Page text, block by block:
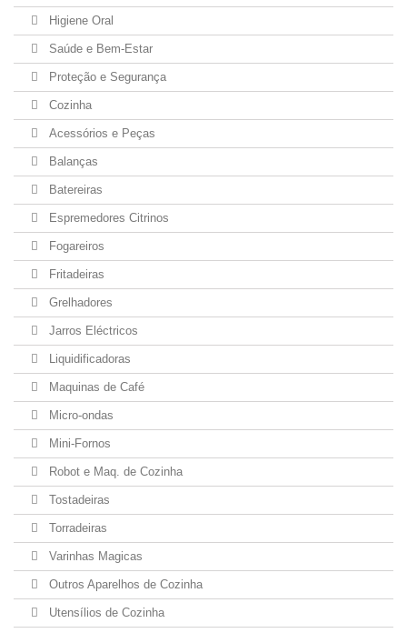
Higiene Oral
Saúde e Bem-Estar
Proteção e Segurança
Cozinha
Acessórios e Peças
Balanças
Batereiras
Espremedores Citrinos
Fogareiros
Fritadeiras
Grelhadores
Jarros Eléctricos
Liquidificadoras
Maquinas de Café
Micro-ondas
Mini-Fornos
Robot e Maq. de Cozinha
Tostadeiras
Torradeiras
Varinhas Magicas
Outros Aparelhos de Cozinha
Utensílios de Cozinha